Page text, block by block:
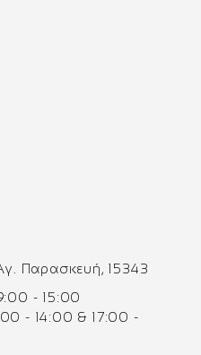
Παρασκευή, 15343
- 15:00
- 14:00 & 17:00 -